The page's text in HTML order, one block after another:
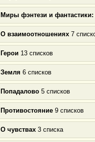
Миры фэнтези и
О взаимоотношениях 7
Герои 13 списков
Земля 6 списков
Попадалово 5 списков
Противостояние 9 списков
О чувствах 3 списка